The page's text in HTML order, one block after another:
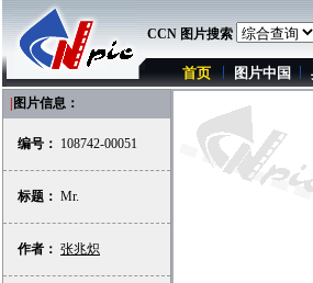
CCN 图片搜索
首页 图片中国
图片信息：
编号： 108742-00051
标题： Mr.
作者： 张兆炽